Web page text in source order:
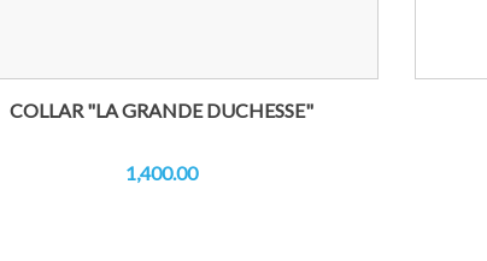
COLLAR "LA GRANDE DUCHESSE"
1,400.00